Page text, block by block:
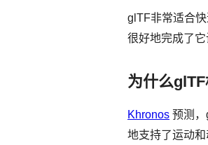
glTF非常适合
很好地完成了它
为什么glTF
Khronos 预测
地支持了运动和